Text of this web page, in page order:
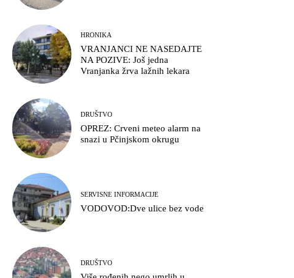
HRONIKA
VRANJANCI NE NASEDAJTE
NA POZIVE: Još jedna
Vranjanka žrva lažnih lekara
DRUŠTVO
OPREZ: Crveni meteo alarm na
snazi u Pčinjskom okrugu
SERVISNE INFORMACIJE
VODOVOD:Dve ulice bez vode
DRUŠTVO